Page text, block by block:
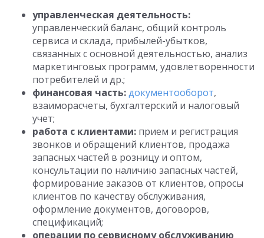
управленческая деятельность:
управленческий баланс, общий контроль
сервиса и склада, прибылей-убытков,
связанных с основной деятельностью, анализ
маркетинговых программ, удовлетворенности
потребителей и др.;
финансовая часть:документооборот,
взаиморасчеты, бухгалтерский и налоговый
учет;
работа с клиентами: прием и регистрация
звонков и обращений клиентов, продажа
запасных частей в розницу и оптом,
консультации по наличию запасных частей,
формирование заказов от клиентов, опросы
клиентов по качеству обслуживания,
оформление документов, договоров,
спецификаций;
операции по сервисному обслуживанию